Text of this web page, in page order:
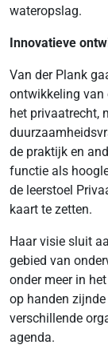
wateropslag.
Innovatieve
Van der Plank
ontwikkeling van
het privaatrecht,
de praktijk en
functie als
de leerstoel
kaart te zetten.
Haar visie sluit
gebied van
onder meer in
op handen
verschillende
agenda.